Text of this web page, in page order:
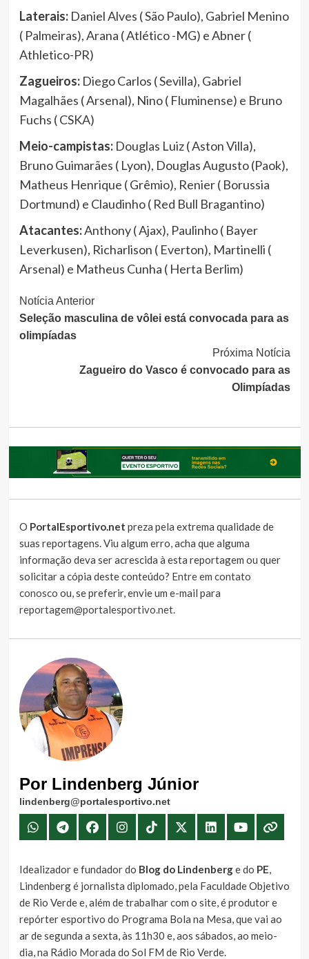
Laterais:Daniel Alves ( São Paulo), Gabriel Menino
( Palmeiras), Arana ( Atlético -MG) e Abner (
Athletico-PR)
Zagueiros:Diego Carlos ( Sevilla), Gabriel
Magalhães ( Arsenal), Nino ( Fluminense) e Bruno
Fuchs ( CSKA)
Meio-campistas: Douglas Luiz ( Aston Villa),
Bruno Guimarães ( Lyon), Douglas Augusto (Paok),
Matheus Henrique ( Grêmio), Renier ( Borussia
Dortmund) e Claudinho ( Red Bull Bragantino)
Atacantes:Anthony ( Ajax), Paulinho ( Bayer
Leverkusen), Richarlison ( Everton), Martinelli (
Arsenal) e Matheus Cunha ( Herta Berlim)
Continue
Lendo
Notícia Anterior
Seleção masculina de vôlei está convocada para as
olimpíadas
Próxima Notícia
Zagueiro do Vasco é convocado para as
Olimpíadas
O PortalEsportivo.net preza pela extrema qualidade de
suas reportagens. Viu algum erro, acha que alguma
informação deva ser acrescida à esta reportagem ou quer
solicitar a cópia deste conteúdo? Entre em contato
conosco ou, se preferir, envie um e-mail para
reportagem@portalesportivo.net.
Por Lindenberg Júnior
lindenberg@portalesportivo.net
Idealizador e fundador do Blog do Lindenberge do PE,
Lindenberg é jornalista diplomado, pela Faculdade Objetivo
de Rio Verde e, além de trabalhar com o site, é produtor e
repórter esportivo do Programa Bola na Mesa, que vai ao
ar de segunda a sexta, às 11h30 e, aos sábados, ao meio-
dia, na Rádio Morada do Sol FM de Rio Verde.